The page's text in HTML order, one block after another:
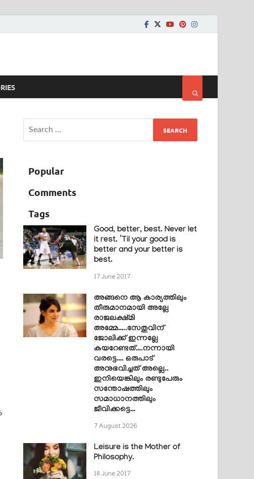
Popular
Comments
Tags
Good, better, best. Never let
it rest. ‘Til your good is
better and your better is
best.
17 June 2017
അങ്ങനെ ആ കാര്യത്തിലും
തീരുമാനമായി അല്ലേ
രാജലക്ഷ്മി
അമ്മേ…..സേതുവിന്
ജോലിക്ക് ഇന്നല്ലേ
കയറേണ്ടത്….നന്നായി
വരട്ടെ…. ഒരുപാട്
അനുഭവിച്ചത് അല്ലെ..
ഇനിയെങ്കിലും രണ്ടുപേരും
സന്തോഷത്തിലും
സമാധാനത്തിലും
ജീവിക്കട്ടെ…
7 August 2026
Leisure is the Mother of
Philosophy.
18 June 2017